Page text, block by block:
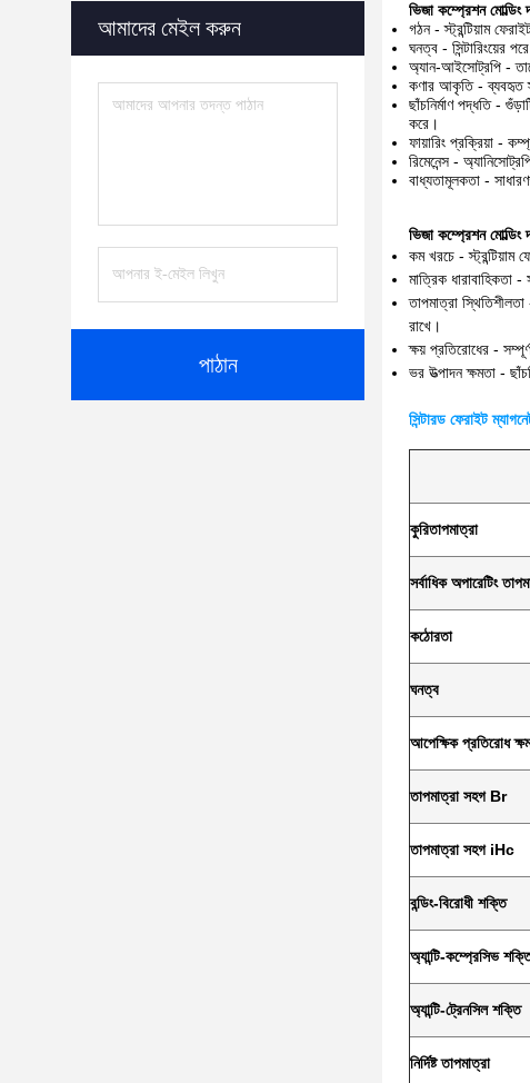
আমাদের মেইল ​​করুন
পাঠান
ভিজা কম্প্রেশন মোল্ডিং
গঠন - স্ট্রন্টিয়াম
ঘনত্ব - সিন্টারিংয়ের
অ্যান-আইসোট্রপি -
কণার আকৃতি - ব্যবহৃত
ছাঁচনির্মাণ পদ্ধতি -
করে।
ফায়ারিং প্রক্রিয়া -
রিমেনেন্স -
বাধ্যতামূলকতা -
ভিজা কম্প্রেশন মোল্ডিং
কম খরচে - স্ট্রন্টিয়াম
মাত্রিক ধারাবাহিকতা
তাপমাত্রা
রাখে।
ক্ষয় প্রতিরোধের -
ভর উত্পাদন ক্ষমতা -
সিন্টারড ফেরাইট
কুরিতাপমাত্রা
সর্বাধিক অপারেটিং
কঠোরতা
ঘনত্ব
আপেক্ষিক প্রতিরোধ
তাপমাত্রা সহগ Br
তাপমাত্রা সহগ iHc
বন্ডিং-বিরোধী শক্তি
অ্যান্টি-কম্প্রেসিভ
অ্যান্টি-ট্রেনসিল শক্তি
নির্দিষ্ট তাপমাত্রা